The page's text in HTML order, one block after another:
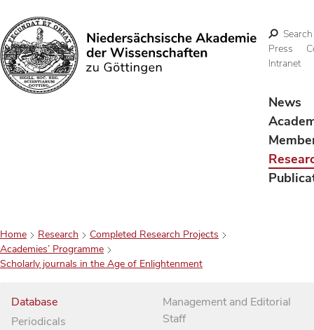
Search
Search
Press
Intranet
News
Home Research
Completed Research Projects
Academies’ Programme
Scholarly journals in the Age of Enlightenment
Database
Periodicals
Management and Editorial
Staff